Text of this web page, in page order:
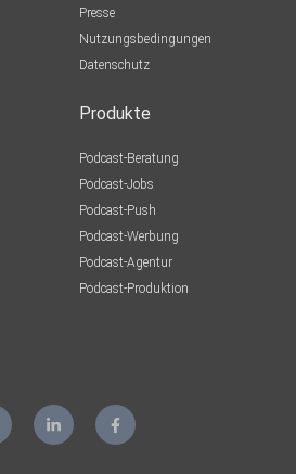
Presse
Nutzungsbedingungen
Datenschutz
Produkte
Podcast-Beratung
Podcast-Jobs
Podcast-Push
Podcast-Werbung
Podcast-Agentur
Podcast-Produktion